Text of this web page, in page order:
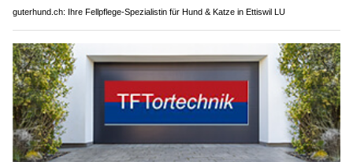
guterhund.ch: Ihre Fellpflege-Spezialistin für Hund & Katze in Ettiswil LU